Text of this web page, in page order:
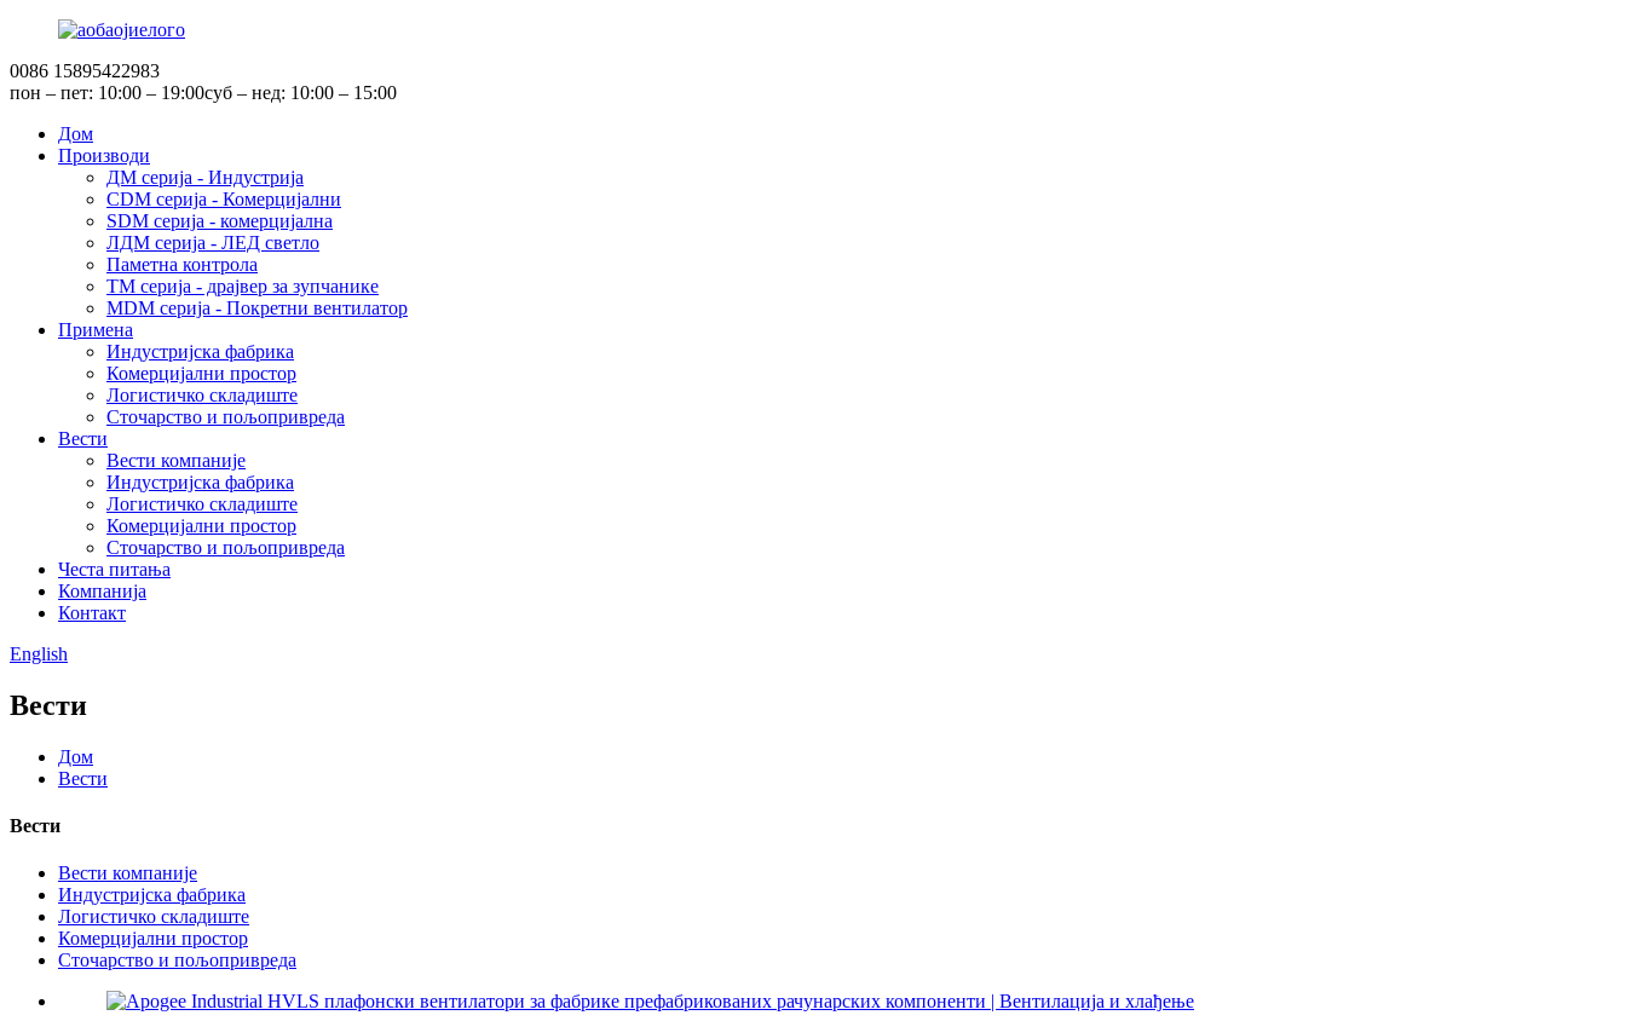
0086 15895422983
пон – пет: 10:00 – 19:00суб – нед: 10:00 – 15:00
Дом
Производи
ДМ серија - Индустрија
CDM серија - Комерцијални
SDM серија - комерцијална
ЛДМ серија - ЛЕД светло
Паметна контрола
TM серија - драјвер за зупчанике
MDM серија - Покретни вентилатор
Примена
Индустријска фабрика
Комерцијални простор
Логистичко складиште
Сточарство и пољопривреда
Вести
Вести компаније
Индустријска фабрика
Логистичко складиште
Комерцијални простор
Сточарство и пољопривреда
Честа питања
Компанија
Контакт
English
Вести
Дом
Вести
Вести
Вести компаније
Индустријска фабрика
Логистичко складиште
Комерцијални простор
Сточарство и пољопривреда